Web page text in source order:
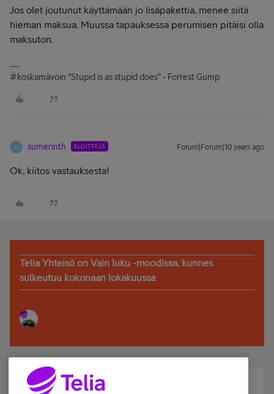
Jos olet joutunut käyttämään jo lisäpakettia, menee siitä
hieman maksua. Muussa tapauksessa perumisen pitäisi olla
maksuton.
#koskamävoin "Stupid is as stupid does" - Forrest Gump
S sumerinth ALOITTAJA Forum|Forum|10 years ago
Ok, kiitos vastauksesta!
Telia Yhteisö on Vain luku -moodissa, kunnes
sulkeutuu kokonaan lokakuussa
Älä jää paitsi – osallistu ja voita!